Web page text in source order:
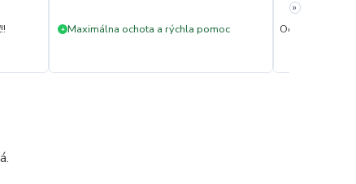
+ Maximálna ochota a rýchla pomoc Ochota pomôcť.
»